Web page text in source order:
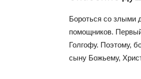
Бороться со злыми
помощников.
Голгофу. Поэтому,
сыну Божьему,